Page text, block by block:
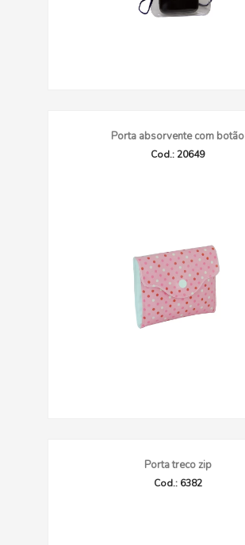
Porta absorvente com botão
Cod.: 20649
Porta treco zip
Cod.: 6382